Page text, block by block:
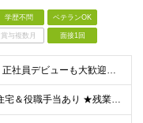
学歴不問 ベテランOK
賞与複数月 面接1回
◆未経験・第二新卒・正社員デビューも大歓迎／経験・知識ゼロでOK！ ◆学歴不問 ★人物重視 ★入社前の経験・スキルはゼロでOK CADの基本的な知識・操作経験がある方は歓迎します。 地方在住の方も
★通勤＆就業＆地域/住宅＆役職手当あり ★残業代は全額支給 ★選べる給与制度あり！ ■東京・神奈川・千葉・埼玉勤務の場合 月給24.5万円～55万円＋諸手当 （残業代は全額支給） (20,000円の